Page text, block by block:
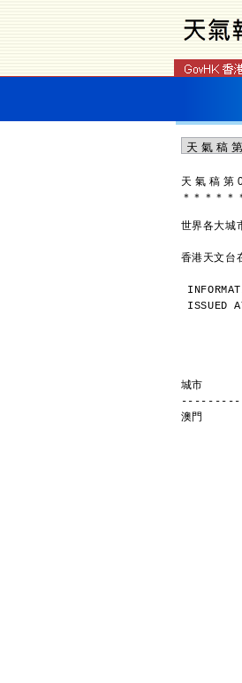
天 氣 稿 第
＊ ＊ ＊ ＊ ＊
世界各大城
香港天文台
ISSUED
城市
澳門